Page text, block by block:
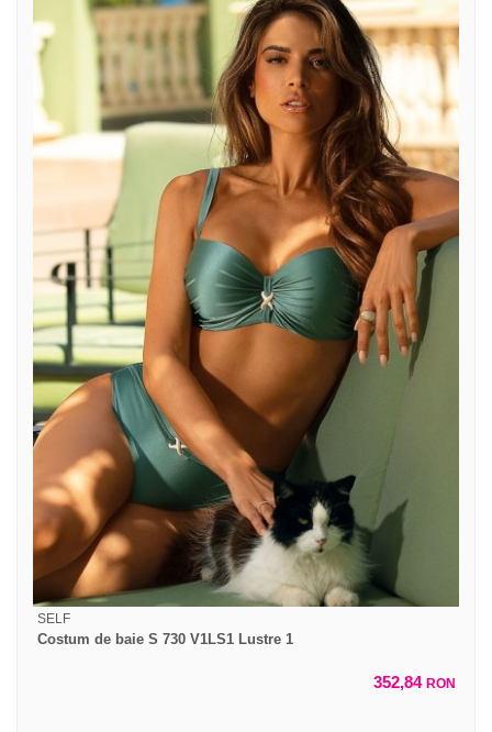
SELF
Costum de baie S 730 V1LS1 Lustre 1
352,84 RON